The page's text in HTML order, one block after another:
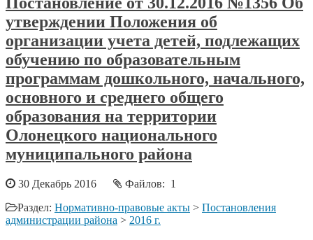
утверждении Положения об
организации учета детей, подлежащих
обучению по образовательным
программам дошкольного, начального,
основного и среднего общего
образования на территории
Олонецкого национального
муниципального района
30 Декабрь 2016
Файлов: 1
Раздел: Нормативно-правовые акты > Постановления
администрации района > 2016 г.